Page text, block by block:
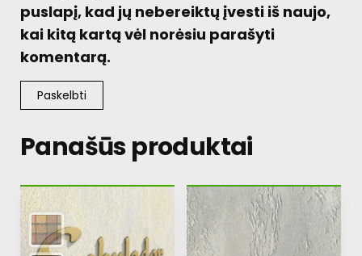
puslapį, kad jų nebereiktų įvesti iš naujo,
kai kitą kartą vėl norėsiu parašyti
komentarą.
Panašūs produktai